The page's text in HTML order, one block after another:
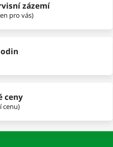
zázemí
pro vás)
ceny
cenu)